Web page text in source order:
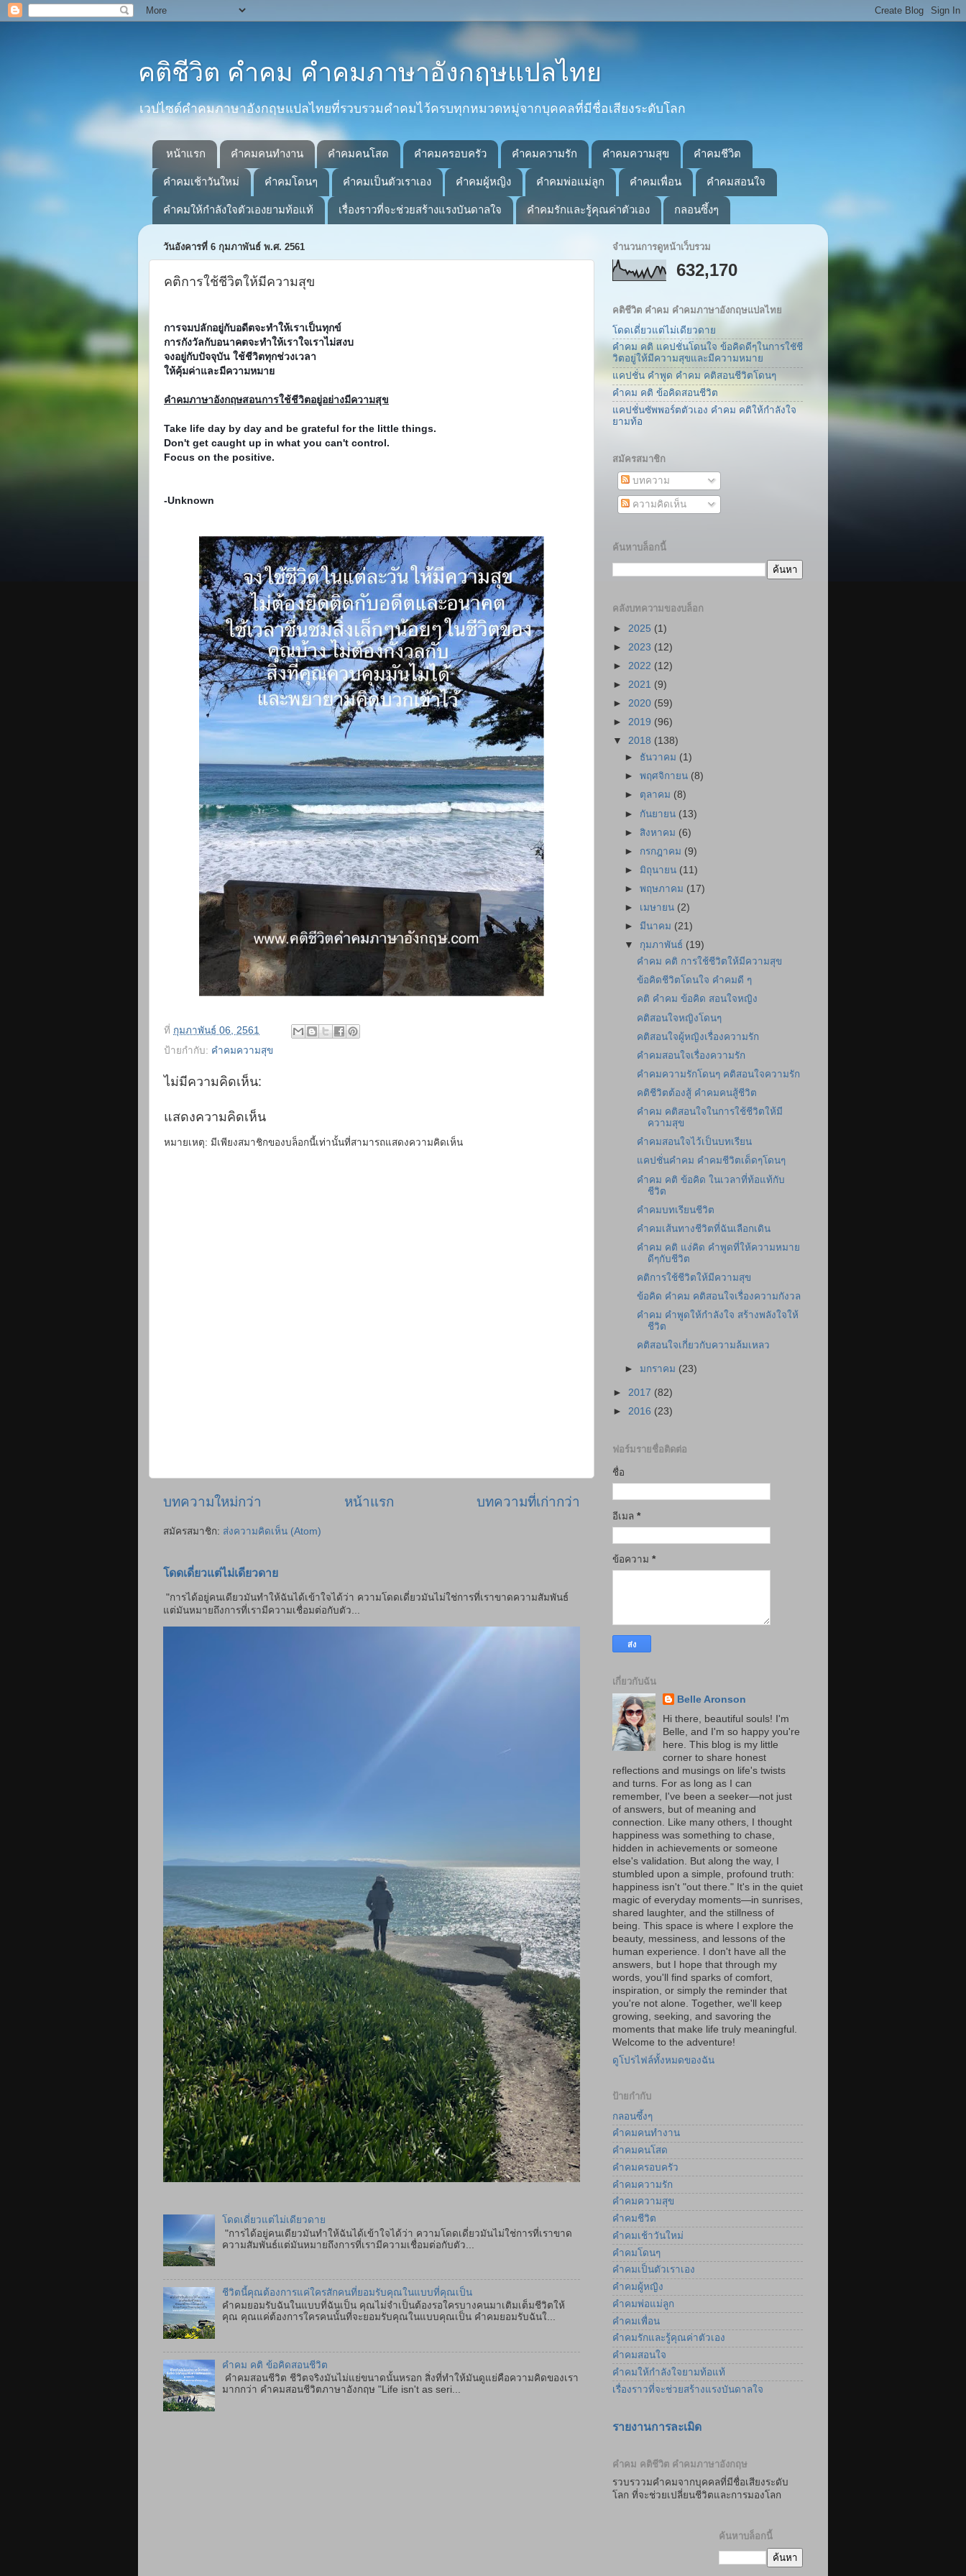
คติชีวิต คำคม คำคมภาษาอังกฤษแปลไทย
เวปไซด์คำคมภาษาอังกฤษแปลไทยที่รวบรวมคำคมไว้ครบทุกหมวดหมู่จากบุคคลที่มีชื่อเสียงระดับโลก
หน้าแรก คำคมคนทำงาน คำคมคนโสด คำคมครอบครัว คำคมความรัก คำคมความสุข คำคมชีวิต
คำคมเช้าวันใหม่ คำคมโดนๆ คำคมเป็นตัวเราเอง คำคมผู้หญิง คำคมพ่อแม่ลูก คำคมเพื่อน คำคมสอนใจ
คำคมให้กำลังใจตัวเองยามท้อแท้ เรื่องราวที่จะช่วยสร้างแรงบันดาลใจ คำคมรักและรู้คุณค่าตัวเอง กลอนซึ้งๆ
วันอังคารที่ 6 กุมภาพันธ์ พ.ศ. 2561
คติการใช้ชีวิตให้มีความสุข
การจมปลักอยู่กับอดีตจะทำให้เราเป็นทุกข์
การกังวัลกับอนาคตจะทำให้เราใจเราไม่สงบ
จงอยู่กับปัจจุบัน ใช้ชีวิตทุกช่วงเวลา
ให้คุ้มค่าและมีความหมาย
คำคมภาษาอังกฤษสอนการใช้ชีวิตอยู่อย่างมีความสุข
Take life day by day and be grateful for the little things.
Don't get caught up in what you can't control.
Focus on the positive.
-Unknown
ที่ กุมภาพันธ์ 06, 2561
ป้ายกำกับ: คำคมความสุข
ไม่มีความคิดเห็น:
แสดงความคิดเห็น
หมายเหตุ: มีเพียงสมาชิกของบล็อกนี้เท่านั้นที่สามารถแสดงความคิดเห็น
บทความใหม่กว่า บทความที่เก่ากว่า
หน้าแรก
สมัครสมาชิก: ส่งความคิดเห็น (Atom)
โดดเดี่ยวแต่ไม่เดียวดาย
"การได้อยู่คนเดียวมันทำให้ฉันได้เข้าใจได้ว่า ความโดดเดี่ยวมันไม่ใช่การที่เราขาดความสัมพันธ์
แต่มันหมายถึงการที่เรามีความเชื่อมต่อกับตัว...
โดดเดี่ยวแต่ไม่เดียวดาย
"การได้อยู่คนเดียวมันทำให้ฉันได้เข้าใจได้ว่า ความโดดเดี่ยวมันไม่ใช่การที่เราขาด
ความสัมพันธ์แต่มันหมายถึงการที่เรามีความเชื่อมต่อกับตัว...
ชีวิตนี้คุณต้องการแค่ใครสักคนที่ยอมรับคุณในแบบที่คุณเป็น
คำคมยอมรับฉันในแบบที่ฉันเป็น คุณไม่จำเป็นต้องรอใครบางคนมาเติมเต็มชีวิตให้
คุณ คุณแค่ต้องการใครคนนั้นที่จะยอมรับคุณในแบบคุณเป็น คำคมยอมรับฉันใ...
คำคม คติ ข้อคิดสอนชีวิต
คำคมสอนชีวิต ชีวิตจริงมันไม่แย่ขนาดนั้นหรอก สิ่งที่ทำให้มันดูแย่คือความคิดของเรา
มากกว่า คำคมสอนชีวิตภาษาอังกฤษ "Life isn't as seri...
จำนวนการดูหน้าเว็บรวม
632,170
คติชีวิต คำคม คำคมภาษาอังกฤษแปลไทย
โดดเดี่ยวแต่ไม่เดียวดาย
คำคม คติ แคปชั่นโดนใจ ข้อคิดดีๆในการใชัชี
วิตอยู่ให้มีความสุขและมีความหมาย
แคปชั่น คำพูด คำคม คติสอนชีวิตโดนๆ
คำคม คติ ข้อคิดสอนชีวิต
แคปชั่นซัพพอร์ตตัวเอง คำคม คติให้กำลังใจ
ยามท้อ
สมัครสมาชิก
บทความ
ความคิดเห็น
ค้นหาบล็อกนี้
คลังบทความของบล็อก
► 2025 (1)
► 2023 (12)
► 2022 (12)
► 2021 (9)
► 2020 (59)
► 2019 (96)
▼ 2018 (138)
► ธันวาคม (1)
►พฤศจิกายน (8)
► ตุลาคม (8)
► กันยายน (13)
► สิงหาคม (6)
► กรกฎาคม (9)
► มิถุนายน (11)
►พฤษภาคม (17)
► เมษายน (2)
► มีนาคม (21)
▼ กุมภาพันธ์ (19)
คำคม คติ การใช้ชีวิตให้มีความสุข
ข้อคิดชีวิตโดนใจ คำคมดี ๆ
คติ คำคม ข้อคิด สอนใจหญิง
คติสอนใจหญิงโดนๆ
คติสอนใจผู้หญิงเรื่องความรัก
คำคมสอนใจเรื่องความรัก
คำคมความรักโดนๆ คติสอนใจความรัก
คติชีวิตต้องสู้ คำคมคนสู้ชีวิต
คำคม คติสอนใจในการใช้ชีวิตให้มี
ความสุข
คำคมสอนใจไว้เป็นบทเรียน
แคปชั่นคำคม คำคมชีวิตเด็ดๆโดนๆ
คำคม คติ ข้อคิด ในเวลาที่ท้อแท้กับ
ชีวิต
คำคมบทเรียนชีวิต
คำคมเส้นทางชีวิตที่ฉันเลือกเดิน
คำคม คติ แง่คิด คำพูดที่ให้ความหมาย
ดีๆกับชีวิต
คติการใช้ชีวิตให้มีความสุข
ข้อคิด คำคม คติสอนใจเรื่องความกังวล
คำคม คำพูดให้กำลังใจ สร้างพลังใจให้
ชีวิต
คติสอนใจเกี่ยวกับความล้มเหลว
► มกราคม (23)
► 2017 (82)
► 2016 (23)
ฟอร์มรายชื่อติดต่อ
ชื่อ
อีเมล *
ข้อความ *
เกี่ยวกับฉัน
Belle Aronson
Hi there, beautiful souls! I'm
Belle, and I'm so happy you're
here. This blog is my little
corner to share honest
reflections and musings on life's twists
and turns. For as long as I can
remember, I've been a seeker—not just
of answers, but of meaning and
connection. Like many others, I thought
happiness was something to chase,
hidden in achievements or someone
else's validation. But along the way, I
stumbled upon a simple, profound truth:
happiness isn't "out there." It's in the quiet
magic of everyday moments—in sunrises,
shared laughter, and the stillness of
being. This space is where I explore the
beauty, messiness, and lessons of the
human experience. I don't have all the
answers, but I hope that through my
words, you'll find sparks of comfort,
inspiration, or simply the reminder that
you're not alone. Together, we'll keep
growing, seeking, and savoring the
moments that make life truly meaningful.
Welcome to the adventure!
ดูโปรไฟล์ทั้งหมดของฉัน
ป้ายกำกับ
กลอนซึ้งๆ
คำคมคนทำงาน
คำคมคนโสด
คำคมครอบครัว
คำคมความรัก
คำคมความสุข
คำคมชีวิต
คำคมเช้าวันใหม่
คำคมโดนๆ
คำคมเป็นตัวเราเอง
คำคมผู้หญิง
คำคมพ่อแม่ลูก
คำคมเพื่อน
คำคมรักและรู้คุณค่าตัวเอง
คำคมสอนใจ
คำคมให้กำลังใจยามท้อแท้
เรื่องราวที่จะช่วยสร้างแรงบันดาลใจ
รายงานการละเมิด
คำคม คติชีวิต คำคมภาษาอังกฤษ
รวบรววมคำคมจากบุคคลที่มีชื่อเสียงระดับ
โลก ที่จะช่วยเปลี่ยนชีวิตและการมองโลก
ค้นหาบล็อกนี้